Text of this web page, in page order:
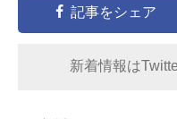
記事をシェア
新着情報は